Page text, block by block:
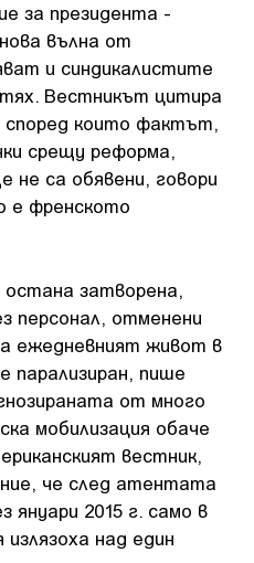
за президента -
вълна от
и синдикалистите
Вестникът цитира
според които фактът,
срещу реформа,
не са обявени, говори
е френското
затворена,
персонал, отменени
ежедневният живот в
парализиран, пише
от много
мобилизация обаче
вестник,
че след атентата
януари 2015 г. само в
над един